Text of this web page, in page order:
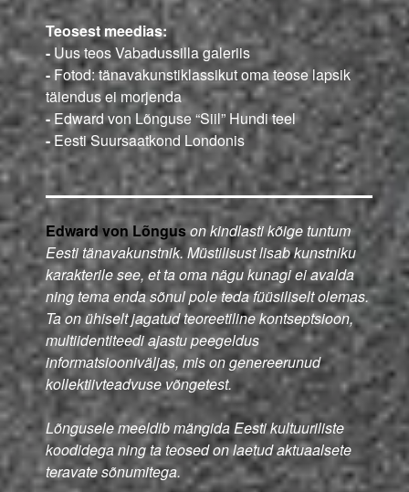
Teosest meedias:
- Uus teos Vabadussilla galeriis
-Fotod: tänavakunstiklassikut oma teose lapsik
täiendus ei morjenda
-Edward von Lõnguse “Siil” Hundi teel
-Eesti Suursaatkond Londonis
Edward von Lõnguson kindlasti kõige tuntum
Eesti tänavakunstnik. Müstilisust lisab kunstniku
karakterile see, et ta oma nägu kunagi ei avalda
ning tema enda sõnul pole teda füüsiliselt olemas.
Ta on ühiselt jagatud teoreetiline kontseptsioon,
multiidentiteedi ajastu peegeldus
informatsiooniväljas, mis on genereerunud
kollektiivteadvuse võngetest.
Lõngusele meeldib mängida Eesti kultuuriliste
koodidega ning ta teosed on laetud aktuaalsete
teravate sõnumitega.